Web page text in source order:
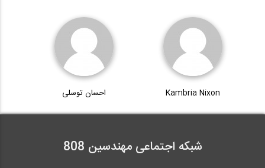
Kambria Nixon احسان توسلی
شبکه اجتماعی مهندسین 808